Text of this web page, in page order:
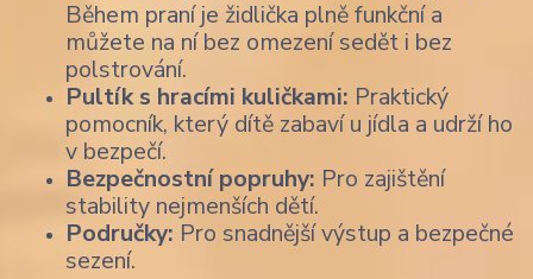
Během praní je židlička plně funkční a
můžete na ní bez omezení sedět i bez
polstrování.
Pultík s hracími kuličkami: Praktický
pomocník, který dítě zabaví u jídla a udrží ho
v bezpečí.
Bezpečnostní popruhy: Pro zajištění
stability nejmenších dětí.
Područky: Pro snadnější výstup a bezpečné
sezení.